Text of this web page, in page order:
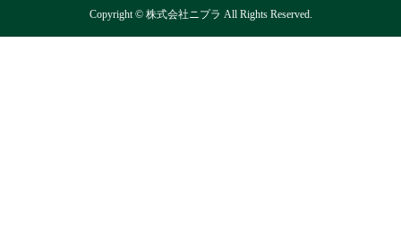
Copyright © 株式会社ニプラ All Rights Reserved.